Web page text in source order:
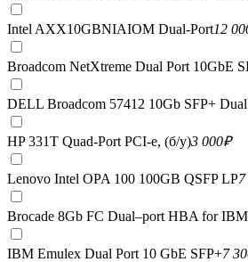
Intel AXX10GBNIAIOM Dual-Port12
Broadcom NetXtreme Dual Port 10GbE
DELL Broadcom 57412 10Gb SFP+
HP 331T Quad-Port PCI-e, (б/у)3 000₽
Lenovo Intel OPA 100 100GB QSFP LP
Brocade 8Gb FC Dual–port HBA for
IBM Emulex Dual Port 10 GbE SFP+7